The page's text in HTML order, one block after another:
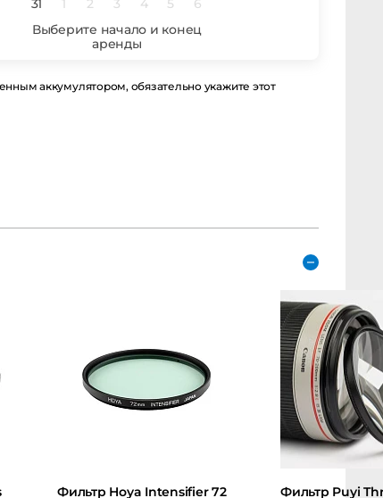
аккумулятором, обязательно укажите этот момент в
Фильтр Hoya Intensifier 72
Фильтр Puyi